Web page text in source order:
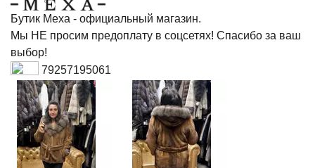
Бутик Меха - официальный магазин.
Мы НЕ просим предоплату в соцсетях! Спасибо за ваш
выбор!
79257195061